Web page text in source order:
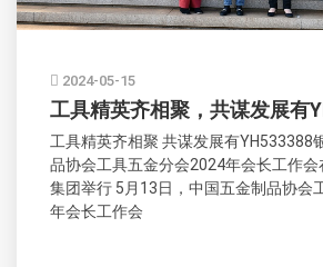
2024-05-15
工具精英齐相聚，共谋发展有
工具精英齐相聚 共谋发展有YH533388
品协会工具五金分会2024年会长工作
集团举行 5月13日，中国五金制品协会
年会长工作会